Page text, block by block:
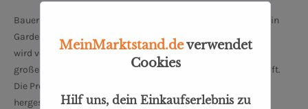
Bauer Freigeist GmbH ist eine Molkerei und Käserei mit Sitz in
Gardelegen OT Wiepke, Sachsen-Anhalt. Der Familienbetrieb
wird von Linda Becker und Tilmann Dreysse geführt und legt
großen Wert auf nachhaltige und ökologische Landwirtschaft.
Die Produkte werden nach strengen Demeter-Richtlinien
hergestellt, was bedeutet, dass sie biologisch-dynamisch
MeinMarktstand.deverwendet
Cookies
Hilf uns, dein Einkaufserlebnis zu